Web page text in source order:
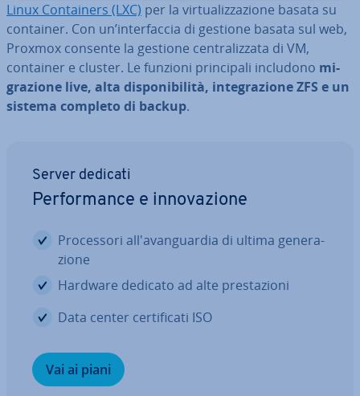
Linux Con­tai­ners (LXC) per la vir­tua­liz­za­zio­ne basata su
container. Con un’in­ter­fac­cia di gestione basata sul web,
Proxmox consente la gestione cen­tra­liz­za­ta di VM,
container e cluster. Le funzioni prin­ci­pa­li includono mi­
gra­zio­ne live, alta di­spo­ni­bi­li­tà, in­te­gra­zio­ne ZFS e un
sistema completo di backup.
Server dedicati
Per­for­man­ce e in­no­va­zio­ne
Pro­ces­so­ri al­l'a­van­guar­dia di ultima ge­ne­ra­
zio­ne
Hardware dedicato ad alte pre­sta­zio­ni
Data center cer­ti­fi­ca­ti ISO
Vai ai piani